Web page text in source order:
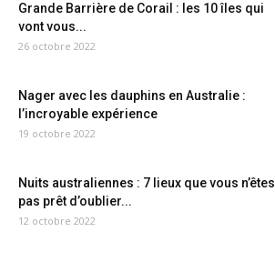
Grande Barrière de Corail : les 10 îles qui
vont vous...
26 octobre 2022
Nager avec les dauphins en Australie :
l’incroyable expérience
19 octobre 2022
Nuits australiennes : 7 lieux que vous n’êtes
pas prêt d’oublier...
12 octobre 2022